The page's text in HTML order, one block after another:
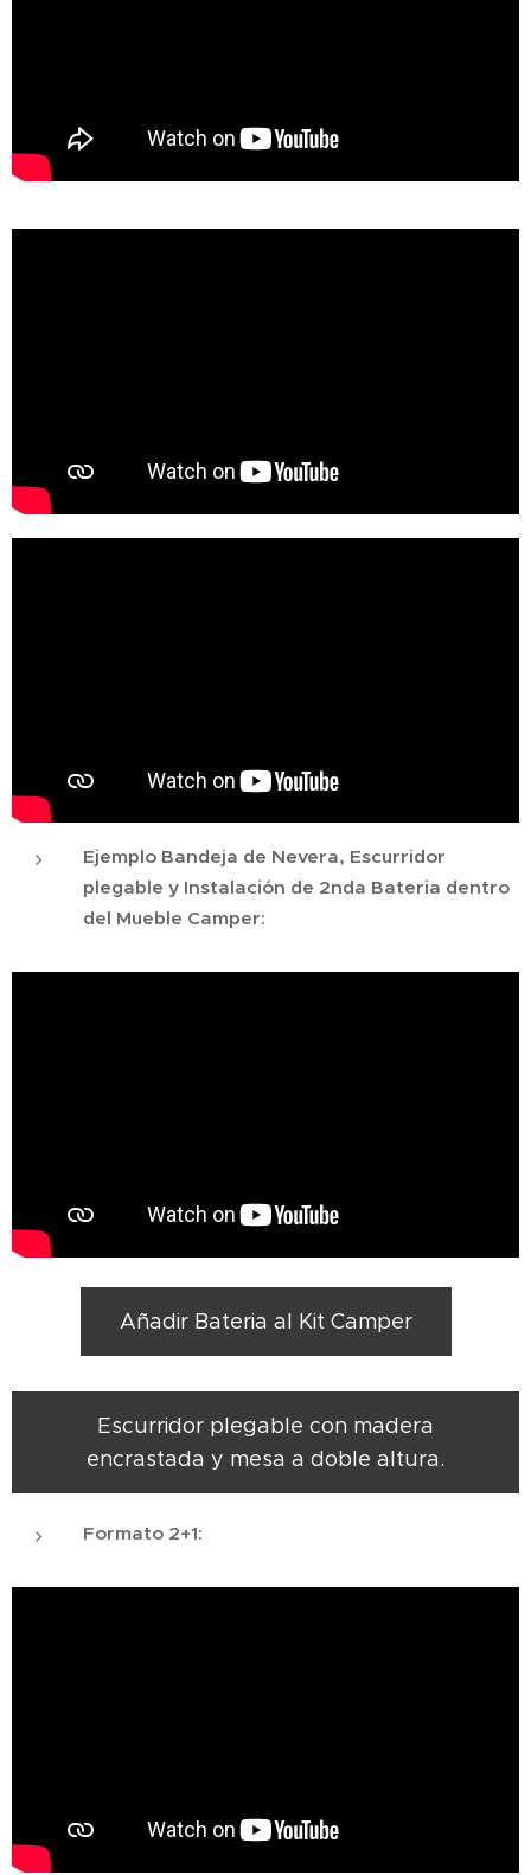
Ejemplo Bandeja de Nevera, Escurridor
plegable y Instalación de 2nda Bateria dentro
del Mueble Camper:
Añadir Bateria al Kit Camper
Escurridor plegable con madera
encrastada y mesa a doble altura.
Formato 2+1: